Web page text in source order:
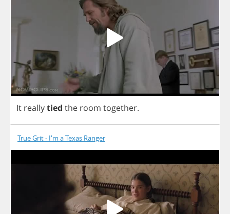
It reallytied the room together.
True Grit - I'm a Texas Ranger